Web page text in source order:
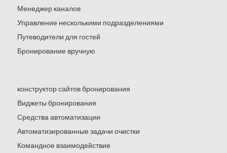
Менеджер каналов
Управление несколькими подразделениями
Путеводители для гостей
Бронирование вручную
конструктор сайтов бронирования
Виджеты бронирования
Средства автоматизации
Автоматизированные задачи очистки
Командное взаимодействие